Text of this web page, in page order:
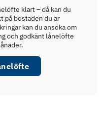
klart – då kan du
på bostaden du är
kan du ansöka om
och godkänt lånelöfte